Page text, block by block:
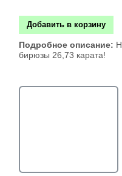
Добавить в корзину
Подробное описание:
бирюзы 26,73 карата!